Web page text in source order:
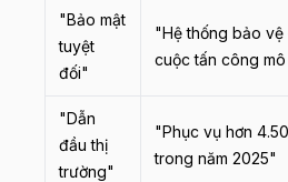
"Bảo mật
tuyệt
đối"
"Hệ thống bảo
cuộc tấn công
"Dẫn
đầu thị
trường"
"Phục vụ hơn
trong năm 2025"